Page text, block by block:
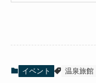
イベント 温泉旅館